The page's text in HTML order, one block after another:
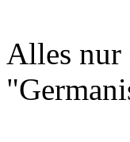
Alles nur